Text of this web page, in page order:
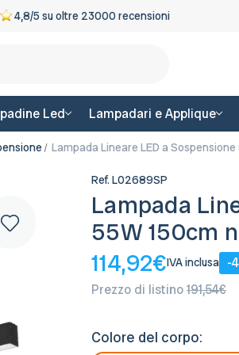
4,8/5 su oltre 23000 recensioni
Led Lampadari e Applique
Lampada Lineare LED a
Ref. L02689SP
Lampada
55W 150cm
114,92€IVA inclusa
-
Prezzo di listino191,54€
Colore del corpo: